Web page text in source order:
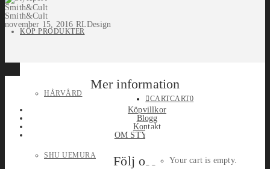
KÖP PRODUKTER
HÅRVÅRD
SHU UEMURA
CARTCART0
Your cart is empty.
Smith&Cult
Smith&Cult
november 15, 2016 RLDesign
Mer information
Köpvillkor
Blogg
Kontakt
OM STYLEPORT
Följ oss